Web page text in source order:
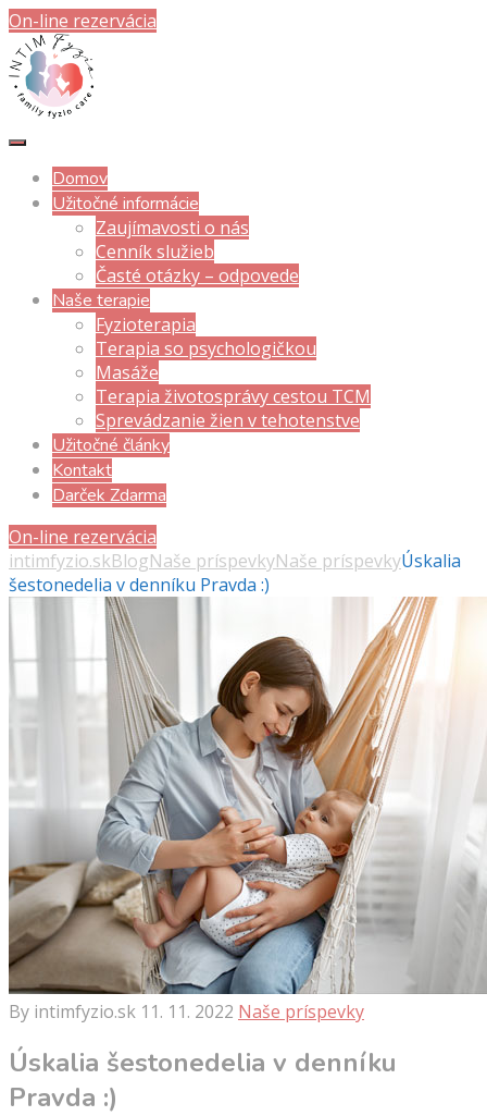
On-line rezervácia
Domov
Užitočné informácie
Zaujímavosti o nás
Cenník služieb
Časté otázky – odpovede
Naše terapie
Fyzioterapia
Terapia so psychologičkou
Masáže
Terapia životosprávy cestou TCM
Sprevádzanie žien v tehotenstve
Užitočné články
Kontakt
Darček Zdarma
On-line rezervácia
intimfyzio.skBlogNaše príspevkyNaše príspevkyÚskalia
šestonedelia v denníku Pravda :)
By intimfyzio.sk 11. 11. 2022 Naše príspevky
Úskalia šestonedelia v denníku
Pravda :)